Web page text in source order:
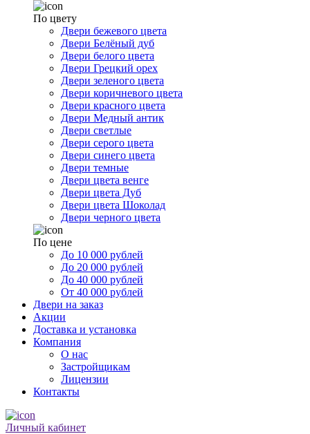
По цвету
Двери бежевого цвета
Двери Белёный дуб
Двери белого цвета
Двери Грецкий орех
Двери зеленого цвета
Двери коричневого цвета
Двери красного цвета
Двери Медный антик
Двери светлые
Двери серого цвета
Двери синего цвета
Двери темные
Двери цвета венге
Двери цвета Дуб
Двери цвета Шоколад
Двери черного цвета
По цене
До 10 000 рублей
До 20 000 рублей
До 40 000 рублей
От 40 000 рублей
Двери на заказ
Акции
Доставка и установка
Компания
О нас
Застройщикам
Лицензии
Контакты
Личный кабинет